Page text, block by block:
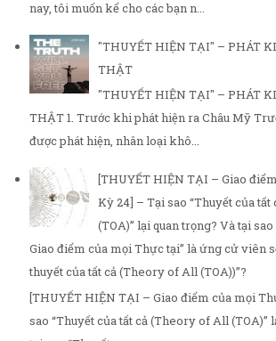
nay, tôi muốn kể cho các bạn n...
"THUYẾT HIỆN TẠI" – PHÁT
THẬT
"THUYẾT HIỆN TẠI" – PHÁT
THẬT 1. Trước khi phát hiện ra Châu Mỹ
được phát hiện, nhân loại khô...
[THUYẾT HIỆN TẠI – Giao
Kỳ 24] – Tại sao “Thuyết của
(TOA)” lại quan trọng? Và tại
Giao điểm của mọi Thực tại” là ứng cử viên
thuyết của tất cả (Theory of All (TOA))”?
[THUYẾT HIỆN TẠI – Giao điểm của mọi
sao “Thuyết của tất cả (Theory of All (TOA)”